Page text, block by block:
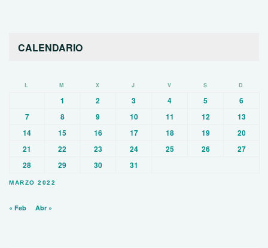
CALENDARIO
MARZO 2022
L M X J V S D
1 2 3 4 5
6
7
8 9 10 11 12
13
14
15 16 17 18 19
20
21
22 23 24 25 26
27
28
29 30 31
« Feb Abr »